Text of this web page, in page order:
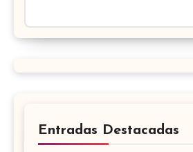
Entradas Destacadas